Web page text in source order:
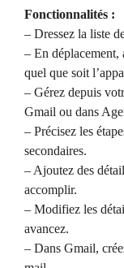
Fonctionnalités :
– Dressez la liste
– En déplacement,
quel que soit
– Gérez depuis
Gmail ou dans
– Précisez les
secondaires.
– Ajoutez des
accomplir.
– Modifiez les
avancez.
– Dans Gmail,